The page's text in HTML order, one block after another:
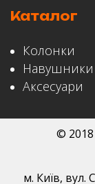
Каталог
Колонки
Навушники
Аксесуари
© 2018
м. Київ, вул.